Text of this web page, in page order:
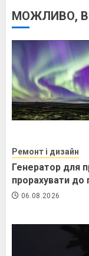
МОЖЛИВО,
Ремонт і дизайн
Генератор для
прорахувати до
06.08.2026